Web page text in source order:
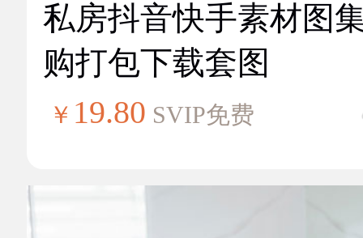
私房抖音快手素材图
购打包下载套图
￥ 19.80 SVIP免费